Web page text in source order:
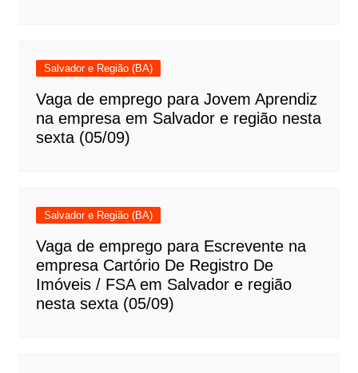
Salvador e Região (BA)
Vaga de emprego para Jovem Aprendiz
na empresa em Salvador e região nesta
sexta (05/09)
Salvador e Região (BA)
Vaga de emprego para Escrevente na
empresa Cartório De Registro De
Imóveis / FSA em Salvador e região
nesta sexta (05/09)